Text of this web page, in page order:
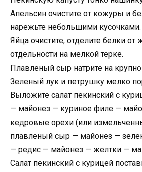
Апельсин очистите от кожуры и
нарежьте небольшими кусочками.
Яйца очистите, отделите белки от
отдельности на мелкой терке.
Плавленый сыр натрите на
Зеленый лук и петрушку мелко
Выложите салат пекинский с
— майонез — куриное филе —
кедровые орехи (или
плавленый сыр — майонез —
— редис — майонез — желтки —
Салат пекинский с курицей